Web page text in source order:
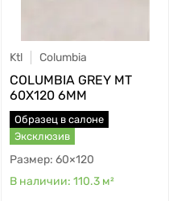
Ktl Columbia
COLUMBIA GREY MT
60X120 6MM
Образец в салоне
Эксклюзив
60×120
110.3 м²